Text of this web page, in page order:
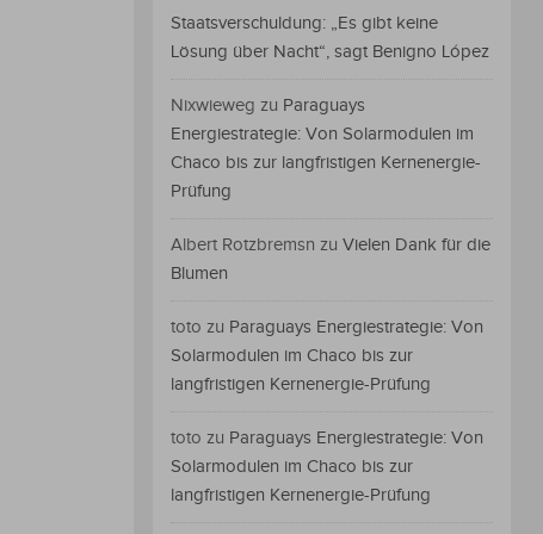
Staatsverschuldung: „Es gibt keine
Lösung über Nacht“, sagt Benigno López
Nixwieweg zu Paraguays
Energiestrategie: Von Solarmodulen im
Chaco bis zur langfristigen Kernenergie-
Prüfung
Albert Rotzbremsn zu Vielen Dank für die
Blumen
toto zu Paraguays Energiestrategie: Von
Solarmodulen im Chaco bis zur
langfristigen Kernenergie-Prüfung
toto zu Paraguays Energiestrategie: Von
Solarmodulen im Chaco bis zur
langfristigen Kernenergie-Prüfung